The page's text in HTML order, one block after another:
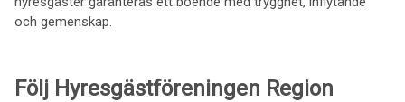
och gemenskap.
Följ Hyresgästföreningen Region